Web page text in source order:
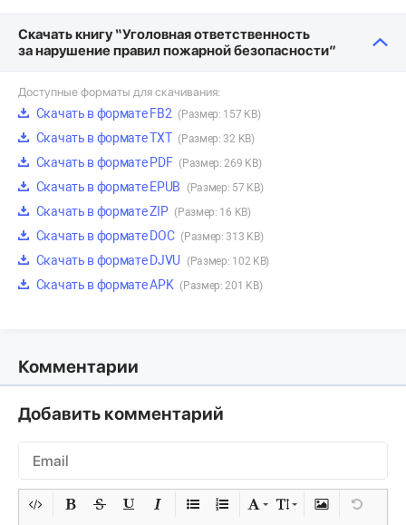
Скачать книгу “Уголовная ответственность
за нарушение правил пожарной безопасности”
Доступные форматы для скачивания:
Скачать в формате FB2 (Размер: 157 KB)
Скачать в формате TXT (Размер: 32 KB)
Скачать в формате PDF (Размер: 269 KB)
Скачать в формате EPUB (Размер: 57 KB)
Скачать в формате ZIP (Размер: 16 KB)
Скачать в формате DOC (Размер: 313 KB)
Скачать в формате DJVU (Размер: 102 KB)
Скачать в формате APK (Размер: 201 KB)
Комментарии
Добавить комментарий